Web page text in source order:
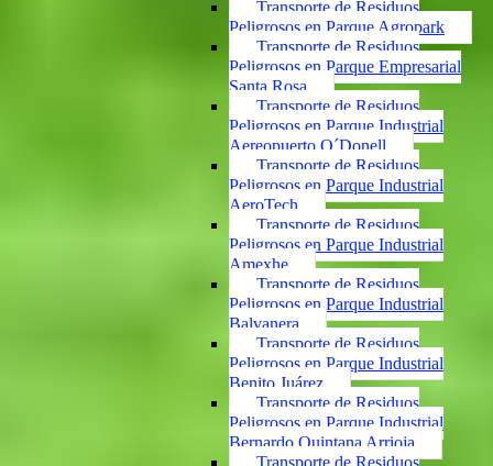
Transporte de Residuos
Peligrosos en Parque Agropark
Transporte de Residuos
Peligrosos en Parque Empresarial
Santa Rosa
Transporte de Residuos
Peligrosos en Parque Industrial
Aereopuerto O´Donell
Transporte de Residuos
Peligrosos en Parque Industrial
AeroTech
Transporte de Residuos
Peligrosos en Parque Industrial
Amexhe
Transporte de Residuos
Peligrosos en Parque Industrial
Balvanera
Transporte de Residuos
Peligrosos en Parque Industrial
Benito Juárez
Transporte de Residuos
Peligrosos en Parque Industrial
Bernardo Quintana Arrioja
Transporte de Residuos